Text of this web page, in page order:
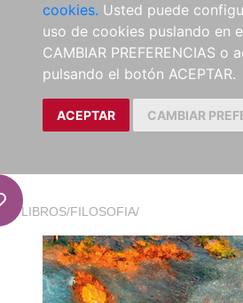
cookies. Usted puede
uso de cookies puslando en
CAMBIAR PREFERENCIAS o
pulsando el botón ACEPTAR.
ACEPTAR CAMBIAR
LIBROS/FILOSOFIA/